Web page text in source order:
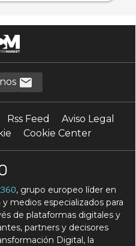
Rss Feed
Aviso Legal
Cookie Center
, grupo europeo líder en
medios especializados para
de plataformas digitales y
partners y decisores
Digital, la